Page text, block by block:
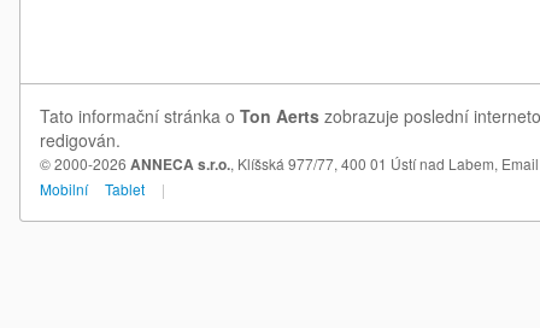
Tato informační stránka o Ton Aerts zobrazuje poslední
redigován.
© 2000-2026 ANNECA s.r.o., Klíšská 977/77, 400 01 Ústí nad Labem,
Mobilní
Tablet |